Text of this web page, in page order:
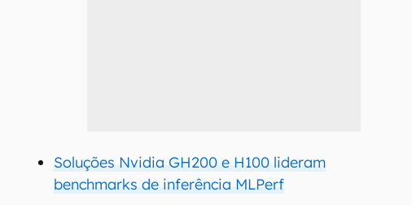
Soluções Nvidia GH200 e H100 lideram
benchmarks de inferência MLPerf